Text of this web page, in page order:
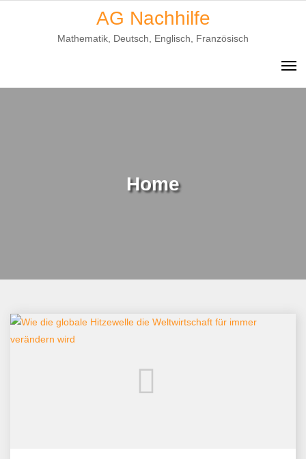
AG Nachhilfe
Mathematik, Deutsch, Englisch, Französisch
Home